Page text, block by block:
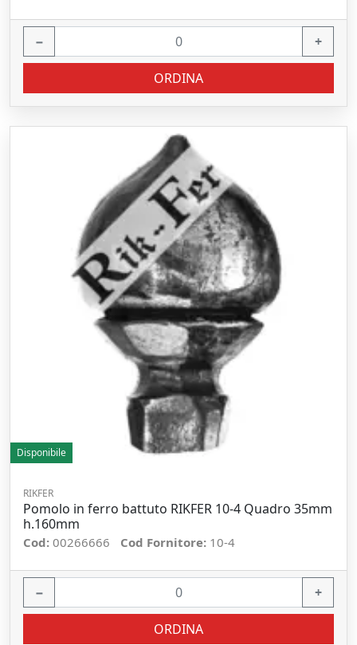
− +
ORDINA
Disponibile
RIKFER
Pomolo in ferro battuto RIKFER 10-4 Quadro 35mm
h.160mm
Cod: 00266666 Cod Fornitore: 10-4
− +
ORDINA